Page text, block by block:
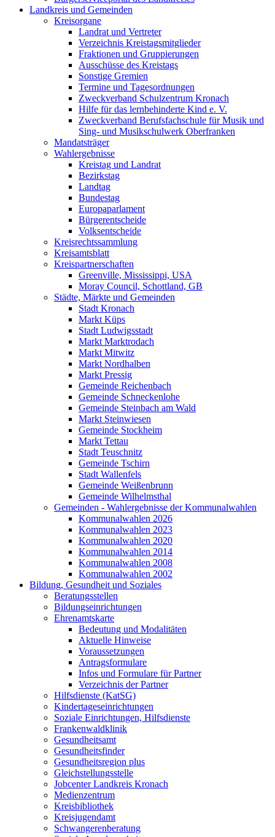
Landkreis und Gemeinden
Kreisorgane
Landrat und Vertreter
Verzeichnis Kreistagsmitglieder
Fraktionen und Gruppierungen
Ausschüsse des Kreistags
Sonstige Gremien
Termine und Tagesordnungen
Zweckverband Schulzentrum Kronach
Hilfe für das lernbehinderte Kind e. V.
Zweckverband Berufsfachschule für Musik und
Sing- und Musikschulwerk Oberfranken
Mandatsträger
Wahlergebnisse
Kreistag und Landrat
Bezirkstag
Landtag
Bundestag
Europaparlament
Bürgerentscheide
Volksentscheide
Kreisrechtssammlung
Kreisamtsblatt
Kreispartnerschaften
Greenville, Mississippi, USA
Moray Council, Schottland, GB
Städte, Märkte und Gemeinden
Stadt Kronach
Markt Küps
Stadt Ludwigsstadt
Markt Marktrodach
Markt Mitwitz
Markt Nordhalben
Markt Pressig
Gemeinde Reichenbach
Gemeinde Schneckenlohe
Gemeinde Steinbach am Wald
Markt Steinwiesen
Gemeinde Stockheim
Markt Tettau
Stadt Teuschnitz
Gemeinde Tschirn
Stadt Wallenfels
Gemeinde Weißenbrunn
Gemeinde Wilhelmsthal
Gemeinden - Wahlergebnisse der Kommunalwahlen
Kommunalwahlen 2026
Kommunalwahlen 2023
Kommunalwahlen 2020
Kommunalwahlen 2014
Kommunalwahlen 2008
Kommunalwahlen 2002
Bildung, Gesundheit und Soziales
Beratungsstellen
Bildungseinrichtungen
Ehrenamtskarte
Bedeutung und Modalitäten
Aktuelle Hinweise
Voraussetzungen
Antragsformulare
Infos und Formulare für Partner
Verzeichnis der Partner
Hilfsdienste (KatSG)
Kindertageseinrichtungen
Soziale Einrichtungen, Hilfsdienste
Frankenwaldklinik
Gesundheitsamt
Gesundheitsfinder
Gesundheitsregion plus
Gleichstellungsstelle
Jobcenter Landkreis Kronach
Medienzentrum
Kreisbibliothek
Kreisjugendamt
Schwangerenberatung